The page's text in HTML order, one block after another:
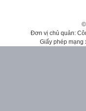
Đơn vị chủ quản:
Giấy phép mạng